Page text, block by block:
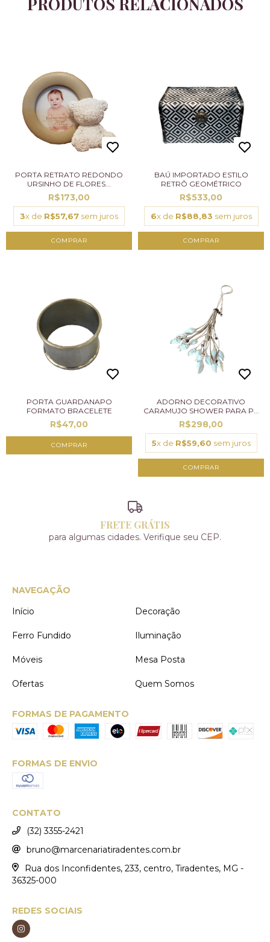
PORTA RETRATO REDONDO
URSINHO DE FLORES...
R$173,00
3x de R$57,67 sem juros
BAÚ IMPORTADO ESTILO
RETRÔ GEOMÉTRICO
R$533,00
6x de R$88,83 sem juros
PORTA GUARDANAPO
FORMATO BRACELETE
R$47,00
ADORNO DECORATIVO
CARAMUJO SHOWER PARA P...
R$298,00
5x de R$59,60 sem juros
FRETE GRÁTIS
para algumas cidades. Verifique seu CEP.
NAVEGAÇÃO
Início
Decoração
Ferro Fundido Iluminação
Móveis Mesa Posta
Ofertas Quem Somos
FORMAS DE PAGAMENTO
FORMAS DE ENVIO
CONTATO
(32) 3355-2421
bruno@marcenariatiradentes.com.br
Rua dos Inconfidentes, 233, centro, Tiradentes, MG -
36325-000
REDES SOCIAIS